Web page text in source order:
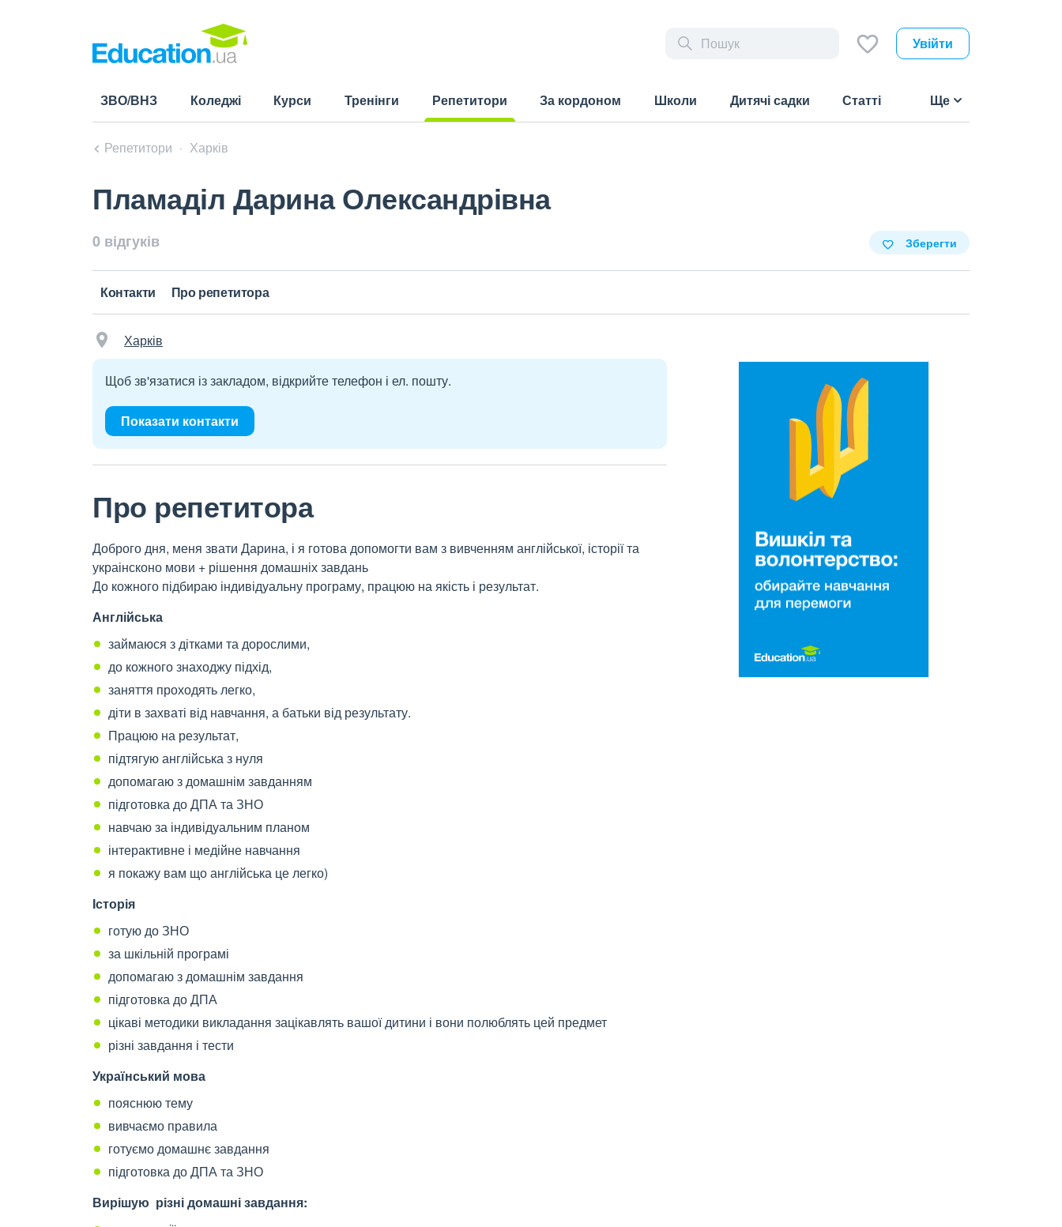
Увійти
ЗВО/ВНЗ Коледжі Курси Тренінги
Репетитори
За кордоном Школи Дитячі садки Статті Ще
Репетитори Харків
Пламаділ Дарина Олександрівна
0 відгуків Зберегти
Контакти Про репетитора
Харків
Щоб зв'язатися із закладом, відкрийте телефон і ел. пошту.
Показати контакти
Про репетитора
Доброго дня, меня звати Дарина, і я готова допомогти вам з вивченням англійської, історії та
украінсконо мови + рішення домашніх завдань
До кожного підбираю індивідуальну програму, працюю на якість і результат.
Англійська
займаюся з дітками та дорослими,
до кожного знаходжу підхід,
заняття проходять легко,
діти в захваті від навчання, а батьки від результату.
Працюю на результат,
підтягую англійська з нуля
допомагаю з домашнім завданням
підготовка до ДПА та ЗНО
навчаю за індивідуальним планом
інтерактивне і медійне навчання
я покажу вам що англійська це легко)
Історія
готую до ЗНО
за шкільній програмі
допомагаю з домашнім завдання
підготовка до ДПА
цікаві методики викладання зацікавлять вашої дитини і вони полюблять цей предмет
різні завдання і тести
Український мова
пояснюю тему
вивчаємо правила
готуємо домашнє завдання
підготовка до ДПА та ЗНО
Вирішую різні домашні завдання: